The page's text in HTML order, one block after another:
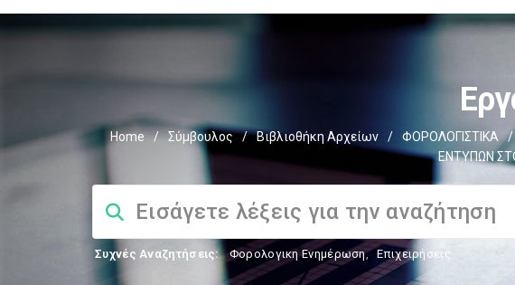
Home / Σύμβουλος / Βιβλιοθήκη Αρχείων / ΦΟΡΟΛΟΓΙΣΤΙΚΑ /
ΕΝΤΥΠΩΝ
Συχνές Αναζητήσεις: Φορολογικη Ενημέρωση, Επιχειρήσεις